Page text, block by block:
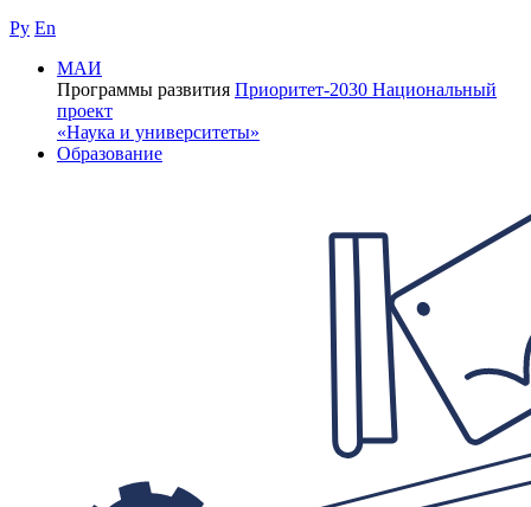
Ру En
МАИ
Программы развития Приоритет-2030 Национальный
проект
«Наука и университеты»
Образование